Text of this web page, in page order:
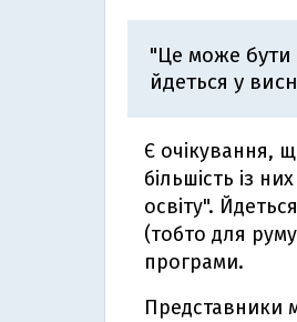
"Це може
йдеться у
Є очікування,
більшість із
освіту".
(тобто для
програми.
Представники